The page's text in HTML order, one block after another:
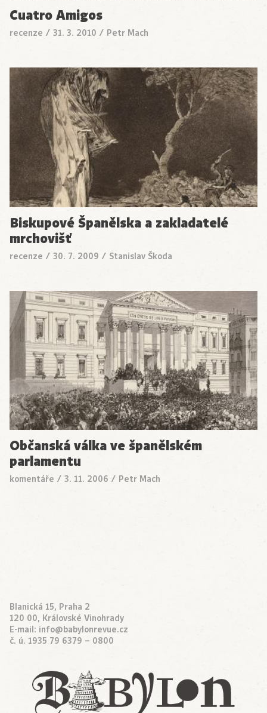
Cuatro Amigos
recenze / 31. 3. 2010 / Petr Mach
Biskupové Španělska a zakladatelé
mrchovišť
recenze / 30. 7. 2009 / Stanislav Škoda
Občanská válka ve španělském
parlamentu
komentáře / 3. 11. 2006 / Petr Mach
Blanická 15, Praha 2
120 00, Královské Vinohrady
E-mail: info@babylonrevue.cz
č. ú. 1935 79 6379 – 0800